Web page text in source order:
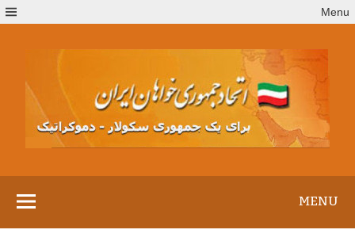
to
Menu
MENU